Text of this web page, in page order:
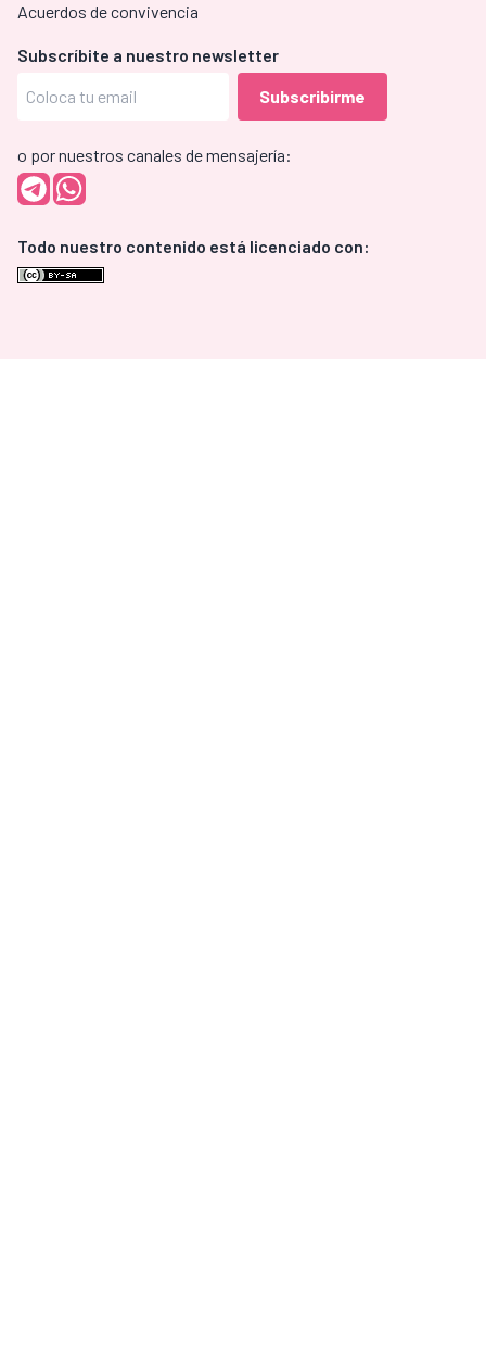
Acuerdos de convivencia
Subscríbite a nuestro newsletter
o por nuestros canales de mensajería:
Todo nuestro contenido está licenciado con: